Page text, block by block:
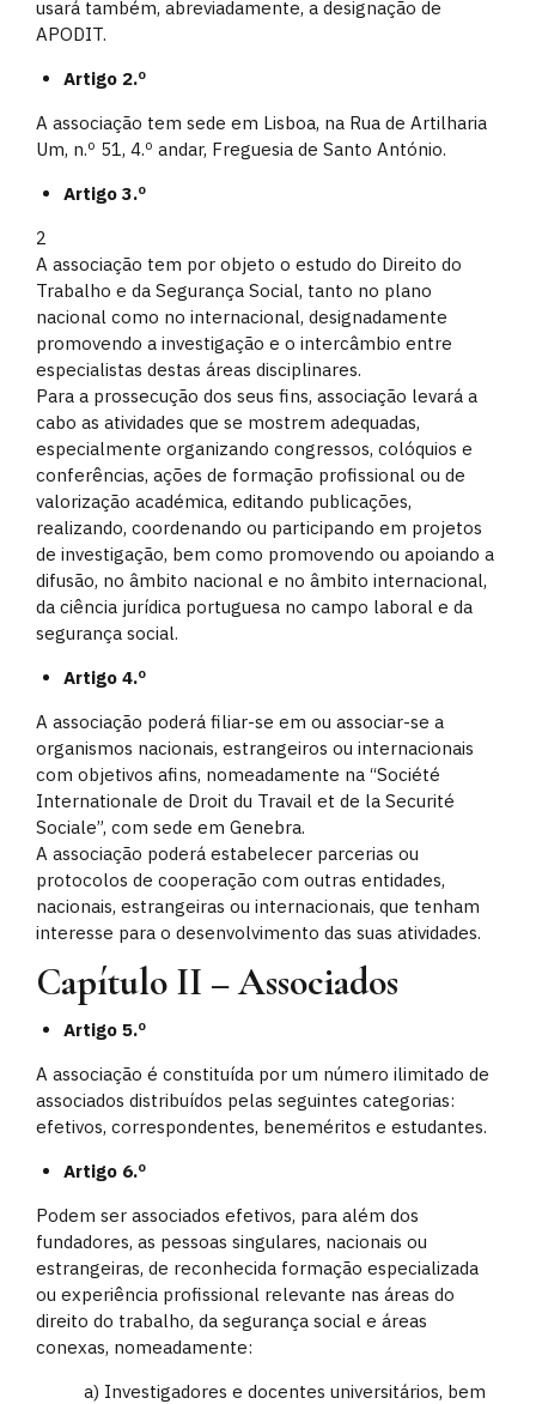
usará também, abreviadamente, a designação de
APODIT.
Artigo 2.º
A associação tem sede em Lisboa, na Rua de Artilharia
Um, n.º 51, 4.º andar, Freguesia de Santo António.
Artigo 3.º
2
A associação tem por objeto o estudo do Direito do
Trabalho e da Segurança Social, tanto no plano
nacional como no internacional, designadamente
promovendo a investigação e o intercâmbio entre
especialistas destas áreas disciplinares.
Para a prossecução dos seus fins, associação levará a
cabo as atividades que se mostrem adequadas,
especialmente organizando congressos, colóquios e
conferências, ações de formação profissional ou de
valorização académica, editando publicações,
realizando, coordenando ou participando em projetos
de investigação, bem como promovendo ou apoiando a
difusão, no âmbito nacional e no âmbito internacional,
da ciência jurídica portuguesa no campo laboral e da
segurança social.
Artigo 4.º
A associação poderá filiar-se em ou associar-se a
organismos nacionais, estrangeiros ou internacionais
com objetivos afins, nomeadamente na “Société
Internationale de Droit du Travail et de la Securité
Sociale”, com sede em Genebra.
A associação poderá estabelecer parcerias ou
protocolos de cooperação com outras entidades,
nacionais, estrangeiras ou internacionais, que tenham
interesse para o desenvolvimento das suas atividades.
Capítulo II – Associados
Artigo 5.º
A associação é constituída por um número ilimitado de
associados distribuídos pelas seguintes categorias:
efetivos, correspondentes, beneméritos e estudantes.
Artigo 6.º
Podem ser associados efetivos, para além dos
fundadores, as pessoas singulares, nacionais ou
estrangeiras, de reconhecida formação especializada
ou experiência profissional relevante nas áreas do
direito do trabalho, da segurança social e áreas
conexas, nomeadamente:
a) Investigadores e docentes universitários, bem